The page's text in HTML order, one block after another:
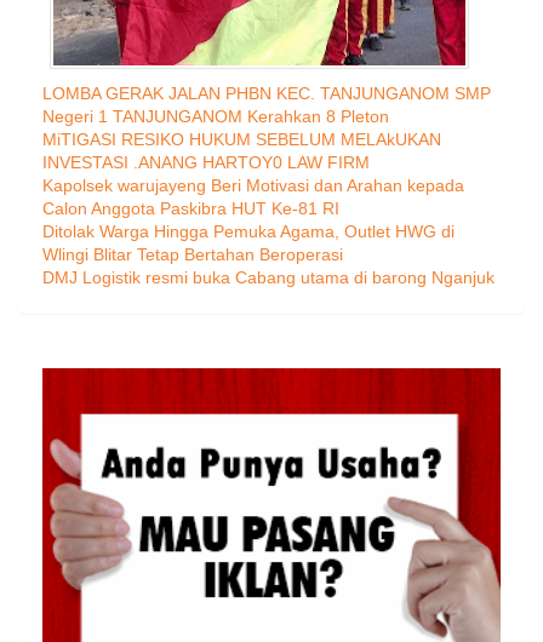
LOMBA GERAK JALAN PHBN KEC. TANJUNGANOM SMP
Negeri 1 TANJUNGANOM Kerahkan 8 Pleton
MiTIGASI RESIKO HUKUM SEBELUM MELAkUKAN
INVESTASI .ANANG HARTOY0 LAW FIRM
Kapolsek warujayeng Beri Motivasi dan Arahan kepada
Calon Anggota Paskibra HUT Ke-81 RI
Ditolak Warga Hingga Pemuka Agama, Outlet HWG di
Wlingi Blitar Tetap Bertahan Beroperasi
DMJ Logistik resmi buka Cabang utama di barong Nganjuk